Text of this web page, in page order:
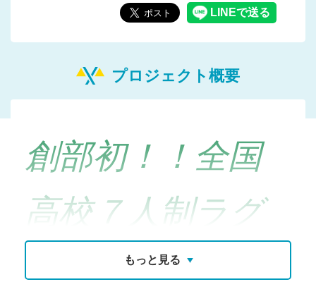
プロジェクト概要
創部初！！全国
高校７人制ラグ
ビー大会（福島
もっと見る